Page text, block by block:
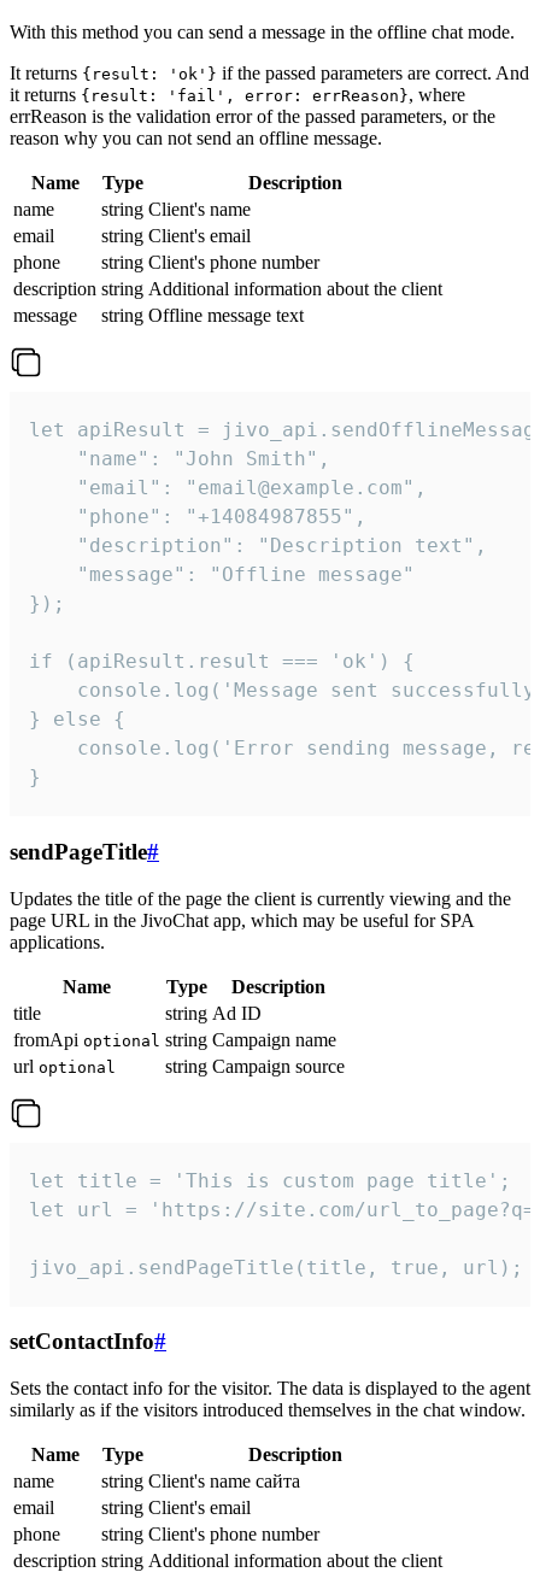
With this method you can send a message in the offline chat mode.
It returns {result: 'ok'} if the passed parameters are correct. And
it returns {result: 'fail', error: errReason}, where
errReason is the validation error of the passed parameters, or the
reason why you can not send an offline message.
Name Type
Description
name
string Client's name
email
string Client's email
phone
string Client's phone number
description string Additional information about the client
message
string Offline message text
let apiResult =
    "name": "John Smith",
    "email": "email@example.com",
    "phone": "+14084987855",
    "description": "Description text",
    "message": "Offline message"
});
if (apiResult.result === 'ok') {
console.log('Message sent
} else {
console.log('Error sending message,
}
sendPageTitle#
Updates the title of the page the client is currently viewing and the
page URL in the JivoChat app, which may be useful for SPA
applications.
Name Type
Description
title
string Ad ID
fromApi optional string Campaign name
url optional string Campaign source
let title = 'This is custom page title';
let url = 'https://site.com/
jivo_api.sendPageTitle(title, true, url);
setContactInfo#
Sets the contact info for the visitor. The data is displayed to the agent
similarly as if the visitors introduced themselves in the chat window.
Name Type
Description
name
string Client's name сайта
email
string Client's email
phone
string Client's phone number
description string Additional information about the client